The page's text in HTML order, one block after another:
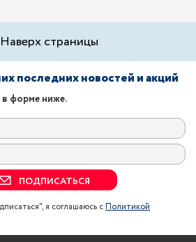
Наверх страницы
последних новостей и акций
форме ниже.
ПОДПИСАТЬСЯ
я соглашаюсь сПолитикой